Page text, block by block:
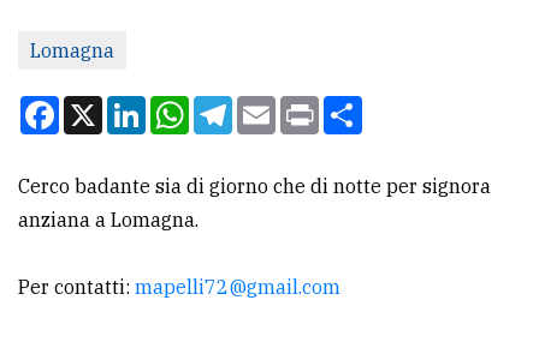
redazione
Per
la
pubblicità
Lomagna
Facebook
X LinkedInWhatsApp
Telegram
EmailPrint
Cerco badante sia di giorno che di notte per signora
anziana a Lomagna.
Per contatti: mapelli72@gmail.com